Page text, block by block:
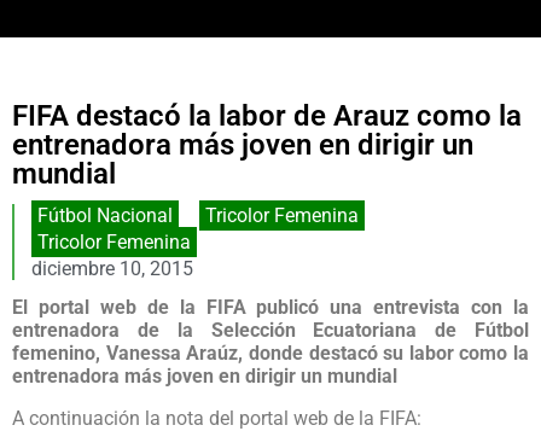
FIFA destacó la labor de Arauz como la
entrenadora más joven en dirigir un
mundial
Fútbol Nacional
Tricolor Femenina
Tricolor Femenina
diciembre 10, 2015
El portal web de la FIFA publicó una entrevista con la
entrenadora de la Selección Ecuatoriana de Fútbol
femenino, Vanessa Araúz, donde destacó su labor como la
entrenadora más joven en dirigir un mundial
A continuación la nota del portal web de la FIFA: